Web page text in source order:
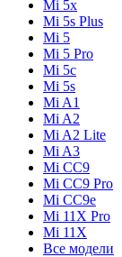
Mi 5x
Mi 5s Plus
Mi 5
Mi 5 Pro
Mi 5c
Mi 5s
Mi A1
Mi A2
Mi A2 Lite
Mi A3
Mi CC9
Mi CC9 Pro
Mi CC9e
Mi 11X Pro
Mi 11X
Все модели